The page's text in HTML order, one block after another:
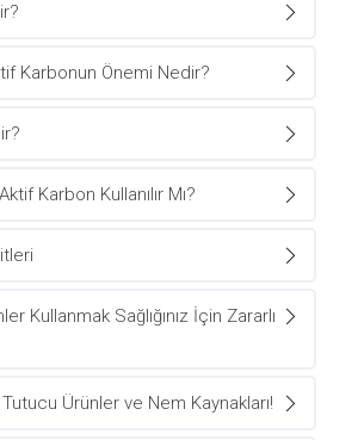
Karbonun Önemi Nedir?
Karbon Kullanılır Mı?
Kullanmak Sağlığınız İçin Zararlı
Ürünler ve Nem Kaynakları!